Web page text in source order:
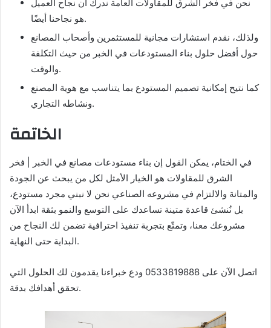
نحن في فخر الشرق للمقاولات العامة ندرك أن نجاح العميل
هو نجاحنا أيضًا.
ولذلك، نقدم استشارات مجانية للمستثمرين وأصحاب المصانع
حول أفضل حلول بناء المستودعات في الخبر من حيث التكلفة
والوقت.
كما نتيح إمكانية تصميم المستودع بما يتناسب مع هوية المصنع
ونشاطه التجاري.
الخاتمة
في الختام، يمكن القول إن بناء مستودعات مصانع في الخبر | فخر
الشرق للمقاولات هو الخيار الأمثل لكل من يبحث عن الجودة
والمتانة والالتزام في مشروعه الصناعي نحن لا نبني مجرد مستودع،
بل نُنشئ قاعدة متينة تساعدك على التوسع والنمو بثقة ابدأ الآن
مشروعك معنا، وتمتّع بتجربة تنفيذ احترافية تضمن لك النجاح من
البداية حتى النهاية.
اتصل الآن على 0533819888 ودع خبراءنا يقدمون لك الحلول التي
تحقق أهدافك بدقة.